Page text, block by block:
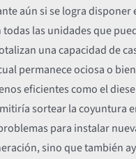
aún si se logra disponer
las unidades que
una capacidad de
permanece ociosa o
eficientes como el
sortear la coyuntura
para instalar
sino que también